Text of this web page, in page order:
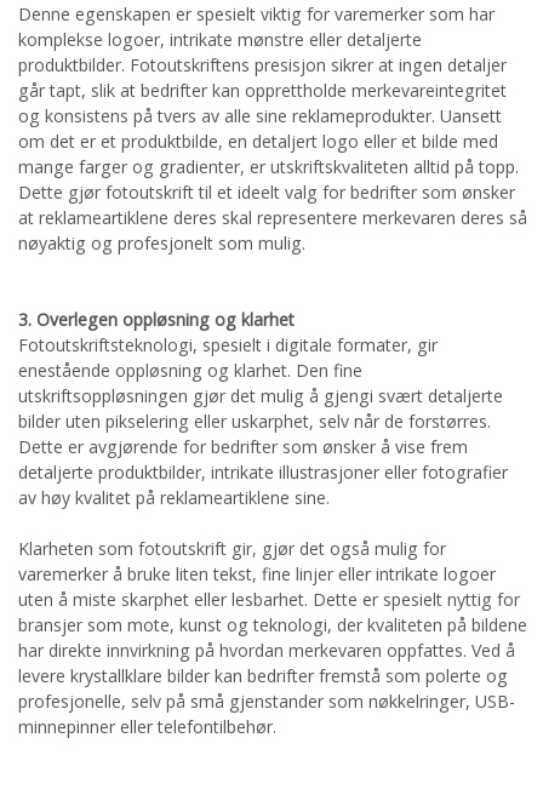
Denne egenskapen er spesielt viktig for varemerker som har
komplekse logoer, intrikate mønstre eller detaljerte
produktbilder. Fotoutskriftens presisjon sikrer at ingen detaljer
går tapt, slik at bedrifter kan opprettholde merkevareintegritet
og konsistens på tvers av alle sine reklameprodukter. Uansett
om det er et produktbilde, en detaljert logo eller et bilde med
mange farger og gradienter, er utskriftskvaliteten alltid på topp.
Dette gjør fotoutskrift til et ideelt valg for bedrifter som ønsker
at reklameartiklene deres skal representere merkevaren deres så
nøyaktig og profesjonelt som mulig.
3. Overlegen oppløsning og klarhet
Fotoutskriftsteknologi, spesielt i digitale formater, gir
enestående oppløsning og klarhet. Den fine
utskriftsoppløsningen gjør det mulig å gjengi svært detaljerte
bilder uten pikselering eller uskarphet, selv når de forstørres.
Dette er avgjørende for bedrifter som ønsker å vise frem
detaljerte produktbilder, intrikate illustrasjoner eller fotografier
av høy kvalitet på reklameartiklene sine.
Klarheten som fotoutskrift gir, gjør det også mulig for
varemerker å bruke liten tekst, fine linjer eller intrikate logoer
uten å miste skarphet eller lesbarhet. Dette er spesielt nyttig for
bransjer som mote, kunst og teknologi, der kvaliteten på bildene
har direkte innvirkning på hvordan merkevaren oppfattes. Ved å
levere krystallklare bilder kan bedrifter fremstå som polerte og
profesjonelle, selv på små gjenstander som nøkkelringer, USB-
minnepinner eller telefontilbehør.